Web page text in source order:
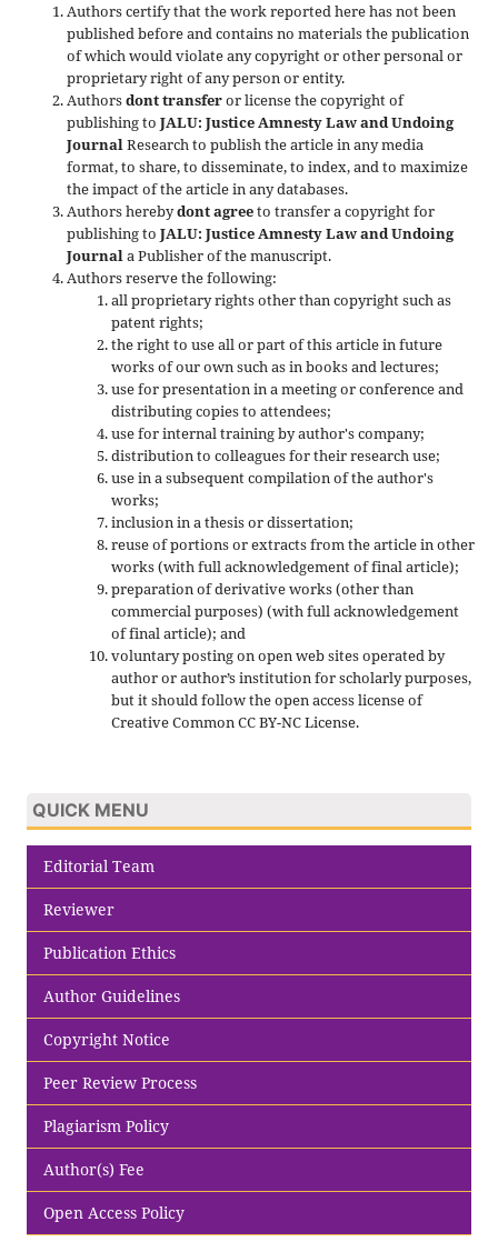
Authors certify that the work reported here has not been
published before and contains no materials the publication
of which would violate any copyright or other personal or
proprietary right of any person or entity.
Authorsdont transferor license the copyright of
publishing to JALU: Justice Amnesty Law and Undoing
JournalResearch to publish the article in any media
format, to share, to disseminate, to index, and to maximize
the impact of the article in any databases.
Authors herebydont agreeto transfer a copyright for
publishing to JALU: Justice Amnesty Law and Undoing
Journala Publisher of the manuscript.
Authors reserve the following:
all proprietary rights other than copyright such as
patent rights;
the right to use all or part of this article in future
works of our own such as in books and lectures;
use for presentation in a meeting or conference and
distributing copies to attendees;
use for internal training by author's company;
distribution to colleagues for their research use;
use in a subsequent compilation of the author's
works;
inclusion in a thesis or dissertation;
reuse of portions or extracts from the article in other
works (with full acknowledgement of final article);
preparation of derivative works (other than
commercial purposes) (with full acknowledgement
of final article); and
voluntary posting on open web sites operated by
author or author’s institution for scholarly purposes,
but it should follow the open access license of
Creative Common CC BY-NC License.
QUICK MENU
Editorial Team
Reviewer
Publication Ethics
Author Guidelines
Copyright Notice
Peer Review Process
Plagiarism Policy
Author(s) Fee
Open Access Policy